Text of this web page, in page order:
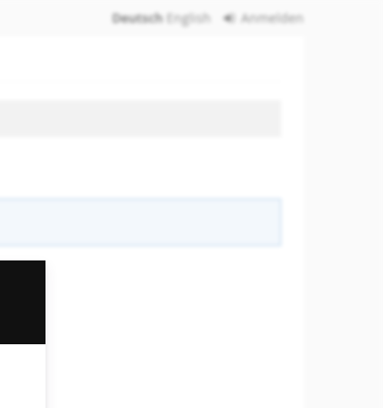
Deutsch English Anmelden